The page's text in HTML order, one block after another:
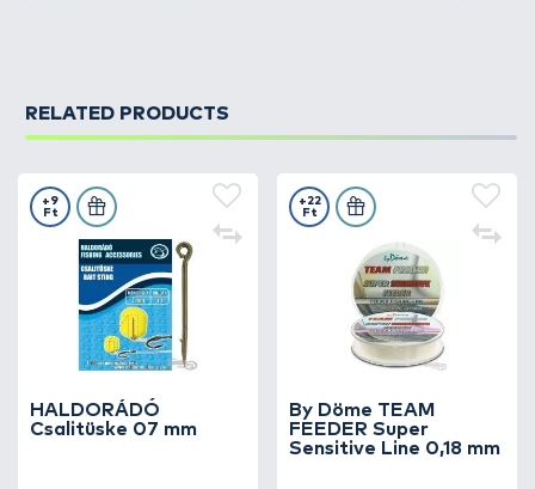
RELATED PRODUCTS
HALDORÁDÓ
Csalitüske 07 mm
+9
Ft
By Döme TEAM
FEEDER Super
Sensitive Line 0,18 mm
+22
Ft